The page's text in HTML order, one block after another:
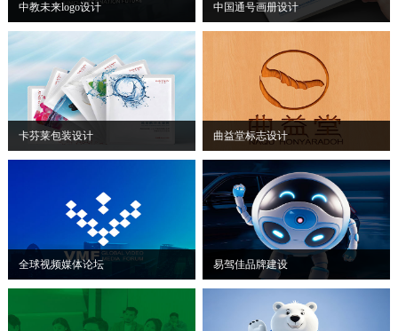
中教未来logo设计 中国通号画册设计
卡芬莱包装设计 曲益堂标志设计
全球视频媒体论坛 易驾佳品牌建设